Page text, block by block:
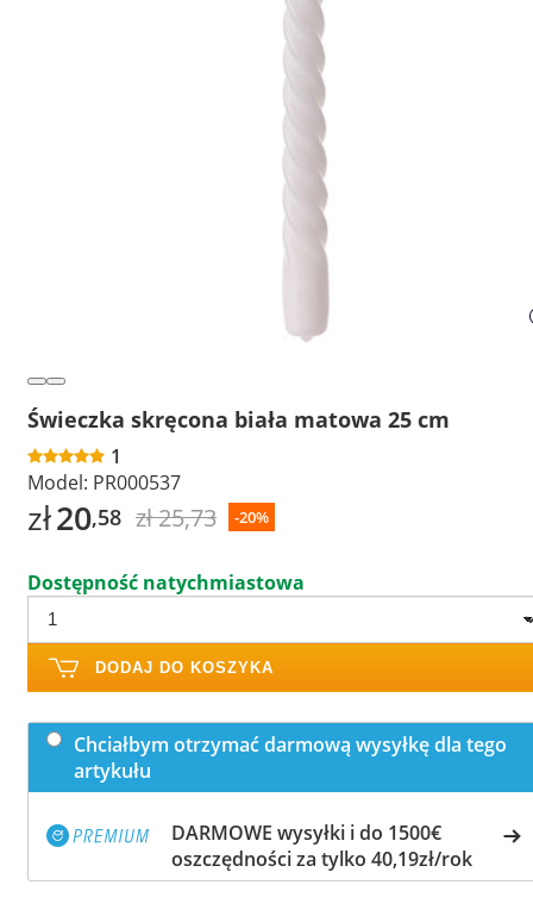
Świeczka skręcona biała matowa 25 cm
1
Model: PR000537
zł20,58 zł 25,73 -20%
Dostępność natychmiastowa
DODAJ DO KOSZYKA
Chciałbym otrzymać darmową wysyłkę dla tego
artykułu
DARMOWE wysyłki i do 1500€
oszczędności za tylko 40,19zł/rok